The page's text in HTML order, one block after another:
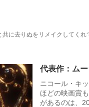
に去りぬをリメイクしてくれ
代表作：ム
ニコール・キ
ほどの映画賞
があるのは、